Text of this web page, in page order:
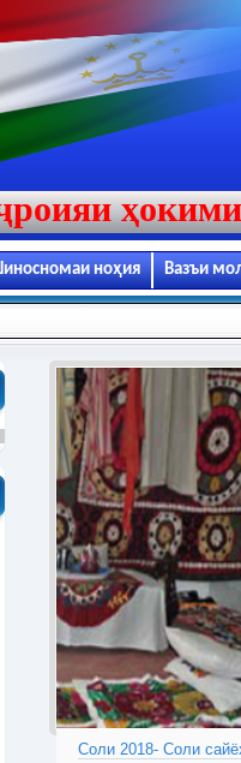
ноҳия Вазъи
Соли 2018- Соли